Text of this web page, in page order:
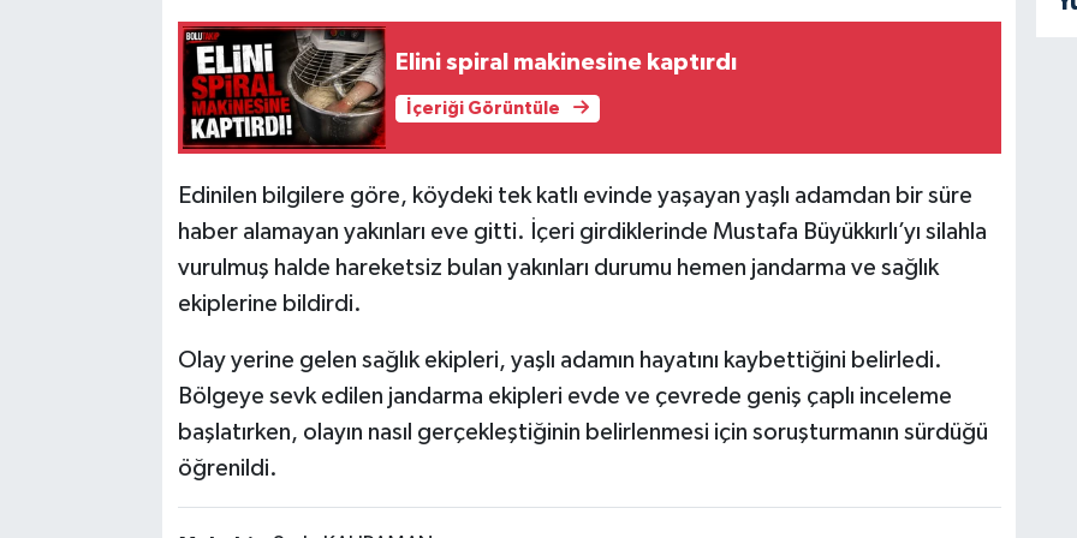
Elini spiral makinesine kaptırdı
İçeriği Görüntüle
Edinilen bilgilere göre, köydeki tek katlı evinde yaşayan yaşlı adamdan bir süre
haber alamayan yakınları eve gitti. İçeri girdiklerinde Mustafa Büyükkırlı’yı silahla
vurulmuş halde hareketsiz bulan yakınları durumu hemen jandarma ve sağlık
ekiplerine bildirdi.
Olay yerine gelen sağlık ekipleri, yaşlı adamın hayatını kaybettiğini belirledi.
Bölgeye sevk edilen jandarma ekipleri evde ve çevrede geniş çaplı inceleme
başlatırken, olayın nasıl gerçekleştiğinin belirlenmesi için soruşturmanın sürdüğü
öğrenildi.